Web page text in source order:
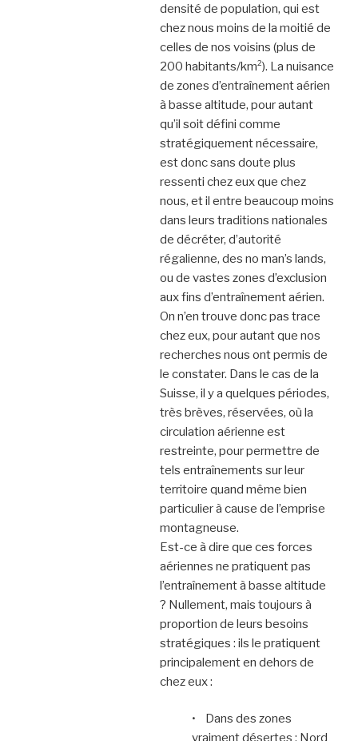
densité de population, qui est
chez nous moins de la moitié de
celles de nos voisins (plus de
200 habitants/km²). La nuisance
de zones d’entraînement aérien
à basse altitude, pour autant
qu’il soit défini comme
stratégiquement nécessaire,
est donc sans doute plus
ressenti chez eux que chez
nous, et il entre beaucoup moins
dans leurs traditions nationales
de décréter, d’autorité
régalienne, des no man’s lands,
ou de vastes zones d’exclusion
aux fins d’entraînement aérien.
On n’en trouve donc pas trace
chez eux, pour autant que nos
recherches nous ont permis de
le constater. Dans le cas de la
Suisse, il y a quelques périodes,
très brèves, réservées, où la
circulation aérienne est
restreinte, pour permettre de
tels entraînements sur leur
territoire quand même bien
particulier à cause de l’emprise
montagneuse.
Est-ce à dire que ces forces
aériennes ne pratiquent pas
l’entraînement à basse altitude
? Nullement, mais toujours à
proportion de leurs besoins
stratégiques : ils le pratiquent
principalement en dehors de
chez eux :
• Dans des zones
vraiment désertes : Nord